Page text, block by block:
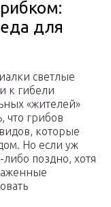
для
светлые
к гибели
«жителей»
что грибов
которые
Но если уж
поздно, хотя